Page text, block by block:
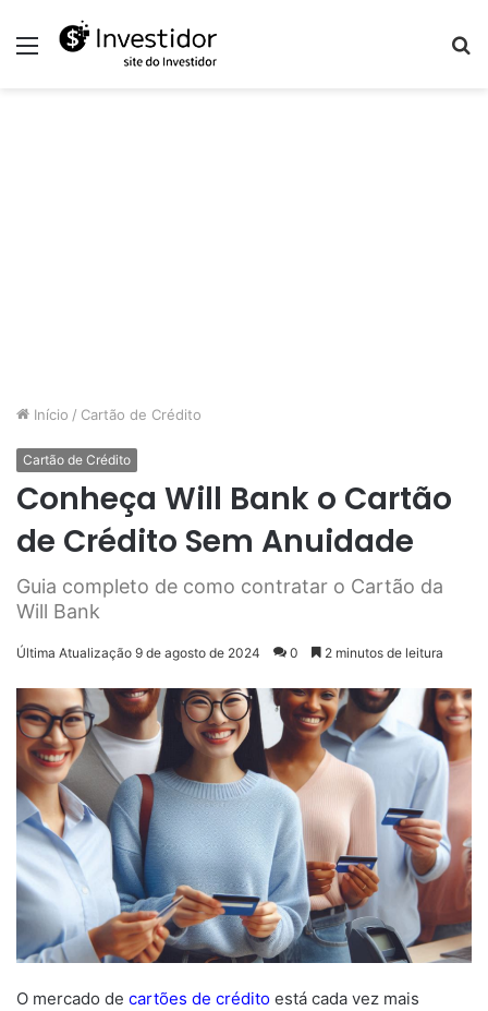
Menu
Início / Cartão de Crédito
Cartão de Crédito
Conheça Will Bank o Cartão
de Crédito Sem Anuidade
Guia completo de como contratar o Cartão da
Will Bank
Última Atualização 9 de agosto de 2024 0 2 minutos de leitura
O mercado de cartões de crédito está cada vez mais